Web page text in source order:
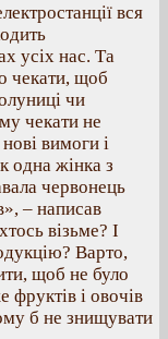
вся
усіх нас. Та
чекати, щоб
чи
чекати не
вимоги і
одна жінка з
червонець
– написав
візьме? І
Варто,
щоб не було
і овочів
б не знищувати